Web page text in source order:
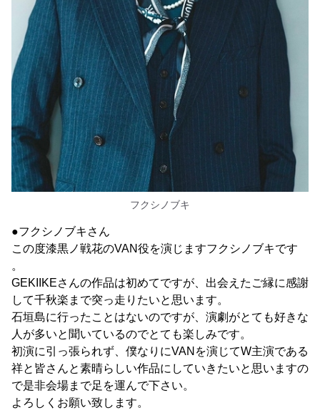
フクシノブキ
●フクシノブキさん
この度漆黒ノ戦花のVAN役を演じますフクシノブキです
。
GEKIIKEさんの作品は初めてですが、出会えたご縁に感謝
して千秋楽まで突っ走りたいと思います。
石垣島に行ったことはないのですが、演劇がとても好きな
人が多いと聞いているのでとても楽しみです。
初演に引っ張られず、僕なりにVANを演じてW主演である
祥と皆さんと素晴らしい作品にしていきたいと思いますの
で是非会場まで足を運んで下さい。
よろしくお願い致します。